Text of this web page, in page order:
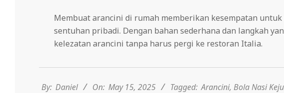
Membuat arancini di rumah memberikan kesempatan
sentuhan pribadi. Dengan bahan sederhana dan langkah
kelezatan arancini tanpa harus pergi ke restoran Italia.
15
By: Daniel On: May 15, 2025 Tagged: Arancini, Bola Nasi